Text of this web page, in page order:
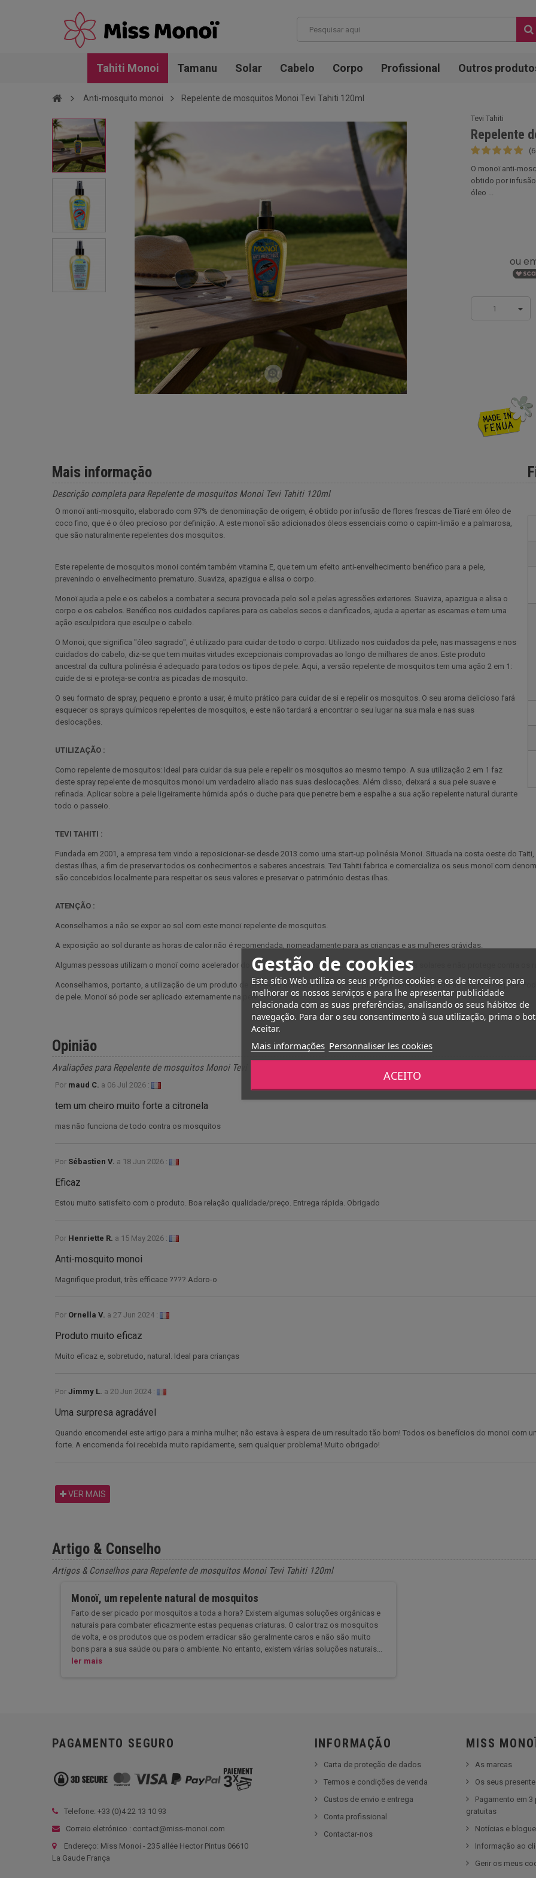
Gestão de cookies
Este sítio Web utiliza os seus próprios cookies e os de terceiros para
melhorar os nossos serviços e para lhe apresentar publicidade
relacionada com as suas preferências, analisando os seus hábitos de
navegação. Para dar o seu consentimento à sua utilização, prima o
Aceitar.
Mais informações Personnaliser les cookies
ACEITO
Tahiti Monoi Tamanu Solar Cabelo Corpo Profissional Outros
Anti-mosquito monoi Repelente de mosquitos Monoi Tevi Tahiti 120ml
Tevi Tahiti
Repelente
O monoï anti-
obtido por
óleo ...
1
Mais informação
Descrição completa para Repelente de mosquitos Monoi Tevi Tahiti 120ml
O monoï anti-mosquito, elaborado com 97% de denominação de origem, é obtido por infusão de flores frescas de Tiaré em óleo de
coco fino, que é o óleo precioso por definição. A este monoï são adicionados óleos essenciais como o capim-limão e a palmarosa,
que são naturalmente repelentes dos mosquitos.
Este repelente de mosquitos monoi contém também vitamina E, que tem um efeito anti-envelhecimento benéfico para a pele,
prevenindo o envelhecimento prematuro. Suaviza, apazigua e alisa o corpo.
Monoï ajuda a pele e os cabelos a combater a secura provocada pelo sol e pelas agressões exteriores. Suaviza, apazigua e alisa o
corpo e os cabelos. Benéfico nos cuidados capilares para os cabelos secos e danificados, ajuda a apertar as escamas e tem uma
ação esculpidora que esculpe o cabelo.
O Monoi, que significa "óleo sagrado", é utilizado para cuidar de todo o corpo. Utilizado nos cuidados da pele, nas massagens e nos
cuidados do cabelo, diz-se que tem muitas virtudes excepcionais comprovadas ao longo de milhares de anos. Este produto
ancestral da cultura polinésia é adequado para todos os tipos de pele. Aqui, a versão repelente de mosquitos tem uma ação 2 em 1:
cuide de si e proteja-se contra as picadas de mosquito.
O seu formato de spray, pequeno e pronto a usar, é muito prático para cuidar de si e repelir os mosquitos. O seu aroma delicioso fará
esquecer os sprays químicos repelentes de mosquitos, e este não tardará a encontrar o seu lugar na sua mala e nas suas
deslocações.
UTILIZAÇÃO :
Como repelente de mosquitos: Ideal para cuidar da sua pele e repelir os mosquitos ao mesmo tempo. A sua utilização 2 em 1 faz
deste spray repelente de mosquitos monoi um verdadeiro aliado nas suas deslocações. Além disso, deixará a sua pele suave e
refinada. Aplicar sobre a pele ligeiramente húmida após o duche para que penetre bem e espalhe a sua ação repelente natural durante
todo o passeio.
TEVI TAHITI :
Fundada em 2001, a empresa tem vindo a reposicionar-se desde 2013 como uma start-up polinésia Monoi. Situada na costa oeste do
destas ilhas, a fim de preservar todos os conhecimentos e saberes ancestrais. Tevi Tahiti fabrica e comercializa os seus monoï com
são concebidos localmente para respeitar os seus valores e preservar o património destas ilhas.
ATENÇÃO :
Aconselhamos a não se expor ao sol com este monoï repelente de mosquitos.
A exposição ao sol durante as horas de calor não é recomendada, nomeadamente para as crianças e as mulheres grávidas.
Algumas pessoas utilizam o monoï como acelerador do bronzeado, mas este produto não possui filtros solares e não protege contra os
Aconselhamos, portanto, a utilização de um produto de proteção solar com um fator de proteção solar adequado ao seu tipo de pele.
de pele. Monoï só pode ser aplicado externamente na pele.
Opinião
Avaliações para Repelente de mosquitos Monoi Tevi Tahiti 120ml
Por maud C. a 06 Jul 2026 :
tem um cheiro muito forte a citronela
mas não funciona de todo contra os mosquitos
Por Sébastien V. a 18 Jun 2026 :
Eficaz
Estou muito satisfeito com o produto. Boa relação qualidade/preço. Entrega rápida. Obrigado
Por Henriette R. a 15 May 2026 :
Anti-mosquito monoi
Magnifique produit, très efficace ???? Adoro-o
Por Ornella V. a 27 Jun 2024 :
Produto muito eficaz
Muito eficaz e, sobretudo, natural. Ideal para crianças
Por Jimmy L. a 20 Jun 2024 :
Uma surpresa agradável
Quando encomendei este artigo para a minha mulher, não estava à espera de um resultado tão bom! Todos os benefícios do monoi com
forte. A encomenda foi recebida muito rapidamente, sem qualquer problema! Muito obrigado!
VER MAIS
Artigo & Conselho
Artigos & Conselhos para Repelente de mosquitos Monoi Tevi Tahiti 120ml
Monoï, um repelente natural de mosquitos
Farto de ser picado por mosquitos a toda a hora? Existem algumas soluções orgânicas e
naturais para combater eficazmente estas pequenas criaturas. O calor traz os mosquitos
de volta, e os produtos que os podem erradicar são geralmente caros e não são muito
bons para a sua saúde ou para o ambiente. No entanto, existem várias soluções naturais...
ler mais
PAGAMENTO SEGURO
Telefone: +33 (0)4 22 13 10 93
Correio eletrónico : contact@miss-monoi.com
Endereço: Miss Monoi - 235 allée Hector Pintus 06610
La Gaude França
INFORMAÇÃO
Carta de proteção de dados
Termos e condições de venda
Custos de envio e entrega
Conta profissional
Contactar-nos
MISS
As marcas
Os seus
Pagamento em
gratuitas
Notícias e blogue
Informação ao
Gerir os meus